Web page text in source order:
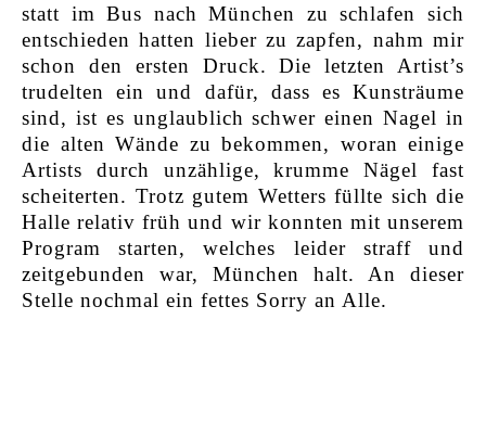
statt im Bus nach München zu schlafen sich
entschieden hatten lieber zu zapfen, nahm mir
schon den ersten Druck. Die letzten Artist’s
trudelten ein und dafür, dass es Kunsträume
sind, ist es unglaublich schwer einen Nagel in
die alten Wände zu bekommen, woran einige
Artists durch unzählige, krumme Nägel fast
scheiterten. Trotz gutem Wetters füllte sich die
Halle relativ früh und wir konnten mit unserem
Program starten, welches leider straff und
zeitgebunden war, München halt. An dieser
Stelle nochmal ein fettes Sorry an Alle.